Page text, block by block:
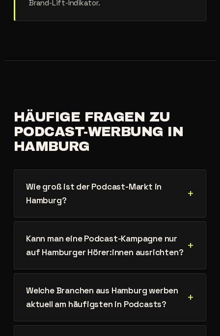
Brand-Lift-Indikator.
HÄUFIGE FRAGEN ZU
PODCAST-WERBUNG IN
HAMBURG
Wie groß ist der Podcast-Markt in
Hamburg?
Kann man eine Podcast-Kampagne nur
auf Hamburger Hörer:innen ausrichten?
Welche Branchen aus Hamburg werben
aktuell am häufigsten in Podcasts?